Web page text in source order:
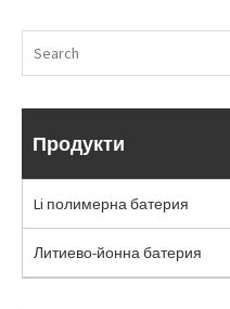
Продукти
Li полимерна батерия
Литиево-йонна батерия